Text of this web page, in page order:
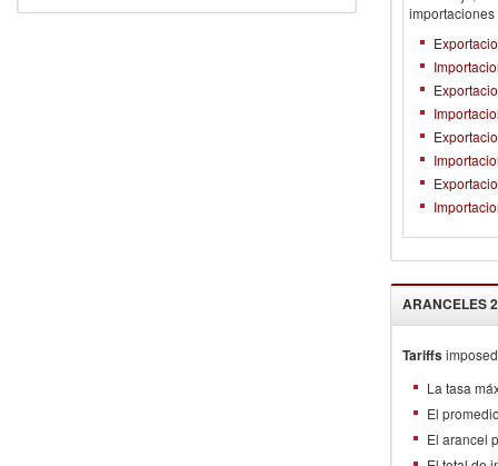
importaciones
ARANCELES
Tariffs
La tasa
El
El arancel